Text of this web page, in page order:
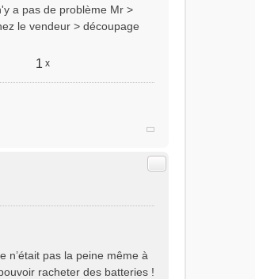
a pas de problème Mr >
le vendeur > découpage
1 x
Citer
n’était pas la peine même à
racheter des batteries !